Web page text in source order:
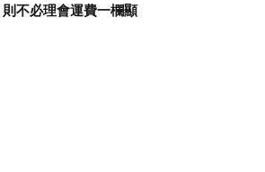
則不必理會運費一欄顯